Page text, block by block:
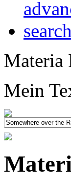
Materia
Mein